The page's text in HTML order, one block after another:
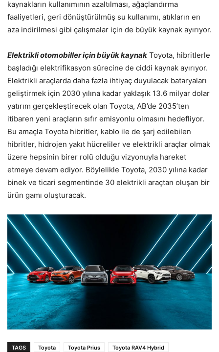
kaynakların kullanımının azaltılması, ağaçlandırma
faaliyetleri, geri dönüştürülmüş su kullanımı, atıkların en
aza indirilmesi gibi çalışmalar için de büyük kaynak ayırıyor.
Elektrikli otomobiller için büyük kaynak Toyota, hibritlerle
başladığı elektrifikasyon sürecine de ciddi kaynak ayırıyor.
Elektrikli araçlarda daha fazla ihtiyaç duyulacak bataryaları
geliştirmek için 2030 yılına kadar yaklaşık 13.6 milyar dolar
yatırım gerçekleştirecek olan Toyota, AB’de 2035’ten
itibaren yeni araçların sıfır emisyonlu olmasını hedefliyor.
Bu amaçla Toyota hibritler, kablo ile de şarj edilebilen
hibritler, hidrojen yakıt hücreliler ve elektrikli araçlar olmak
üzere hepsinin birer rolü olduğu vizyonuyla hareket
etmeye devam ediyor. Böylelikle Toyota, 2030 yılına kadar
binek ve ticari segmentinde 30 elektrikli araçtan oluşan bir
ürün gamı oluşturacak.
TAGS Toyota Toyota Prius
Toyota RAV4 Hybrid